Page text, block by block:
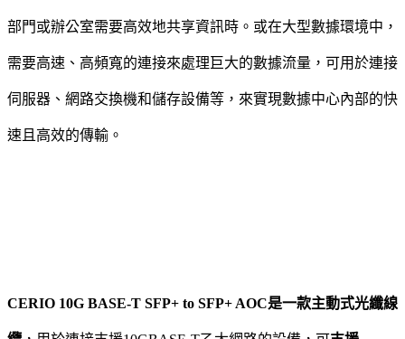
部門或辦公室需要高效地共享資訊時。或在大型數據環境中，
需要高速、高頻寬的連接來處理巨大的數據流量，可用於連接
伺服器、網路交換機和儲存設備等，來實現數據中心內部的快
速且高效的傳輸。
CERIO 10G BASE-T SFP+ to SFP+ AOC是一款主動式光纖線